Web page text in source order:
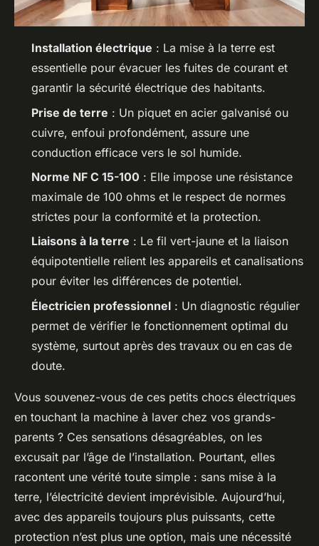
Installation électrique : La mise à la terre est
essentielle pour évacuer les fuites de courant et
garantir la sécurité électrique des habitants.
Prise de terre : Un piquet en acier galvanisé ou
cuivre, enfoui profondément, assure une
conduction efficace vers le sol humide.
Norme NF C 15-100 : Elle impose une résistance
maximale de 100 ohms et le respect de normes
strictes pour la conformité et la protection.
Liaisons à la terre : Le fil vert-jaune et la liaison
équipotentielle relient les appareils et canalisations
pour éviter les différences de potentiel.
Électricien professionnel : Un diagnostic régulier
permet de vérifier le fonctionnement optimal du
système, surtout après des travaux ou en cas de
doute.
Vous souvenez-vous de ces petits chocs électriques
en touchant la machine à laver chez vos grands-
parents ? Ces sensations désagréables, on les
excusait par l’âge de l’installation. Pourtant, elles
racontent une vérité toute simple : sans mise à la
terre, l’électricité devient imprévisible. Aujourd’hui,
avec des appareils toujours plus puissants, cette
protection n’est plus une option, mais une nécessité